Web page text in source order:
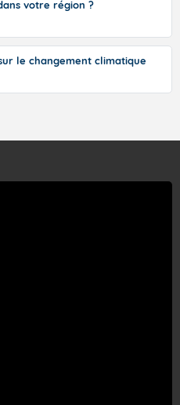
votre région ?
le changement climatique